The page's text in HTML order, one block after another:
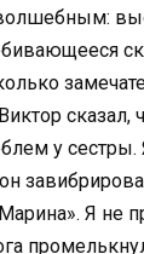
сказал,
у сестры.
Я не